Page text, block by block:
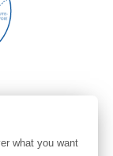
à 16h30
what you want